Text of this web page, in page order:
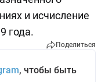
и исчисление
года.
Поделиться
, чтобы быть